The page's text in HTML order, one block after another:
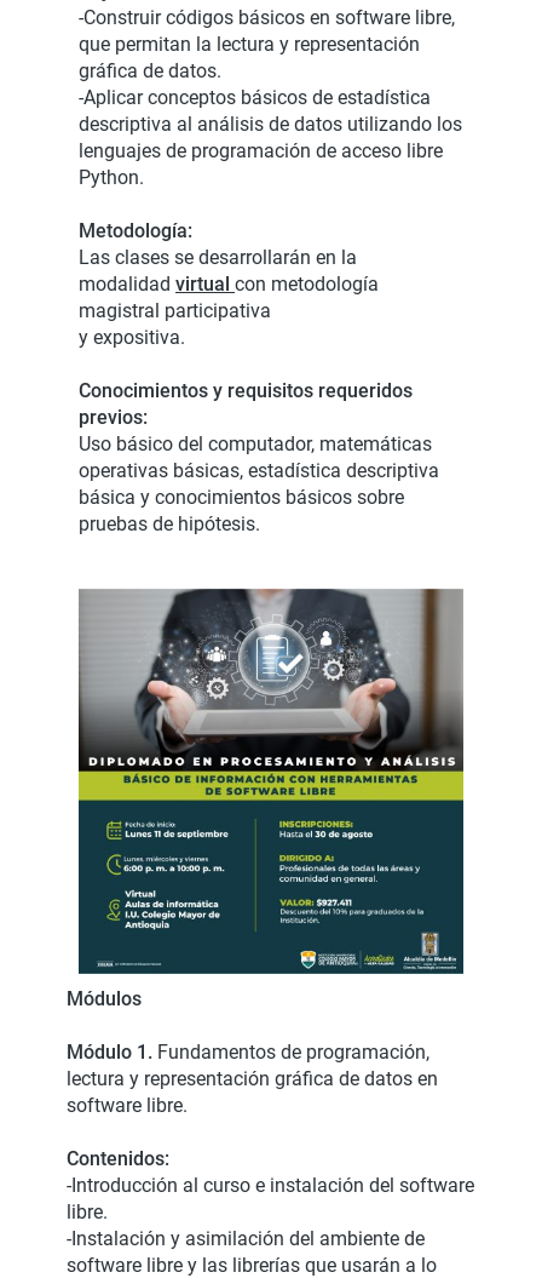
-Construir códigos básicos en software libre,
que permitan la lectura y representación
gráfica de datos.
-Aplicar conceptos básicos de estadística
descriptiva al análisis de datos utilizando los
lenguajes de programación de acceso libre
Python.
Metodología:
Las clases se desarrollarán en la
modalidad virtual con metodología
magistral participativa
y expositiva.
Conocimientos y requisitos requeridos
previos:
Uso básico del computador, matemáticas
operativas básicas, estadística descriptiva
básica y conocimientos básicos sobre
pruebas de hipótesis.
Módulos
Módulo 1. Fundamentos de programación,
lectura y representación gráfica de datos en
software libre.
Contenidos:
-Introducción al curso e instalación del software
libre.
-Instalación y asimilación del ambiente de
software libre y las librerías que usarán a lo